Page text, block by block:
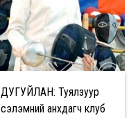
ДУГУЙЛАН: Туялзуур
сэлэмний анхдагч клуб